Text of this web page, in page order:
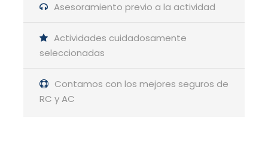
Asesoramiento previo a la actividad
Actividades cuidadosamente
seleccionadas
Contamos con los mejores seguros de
RC y AC
Sierra de Gredos · Navalperal de Tormes → La
de Tormes ·
Travesía circular, 4 días / 3
noches ·
Vivac